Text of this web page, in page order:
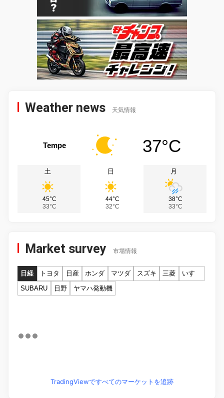
Weather news 天気情報
Tempe 37°C
土
45°C
33°C
日
44°C
32°C
月
38°C
33°C
Market survey 市場情報
日経 トヨタ 日産 ホンダ マツダ スズキ 三菱
いすゞ
SUBARU
日野 ヤマハ発動機
TradingViewですべてのマーケットを追跡